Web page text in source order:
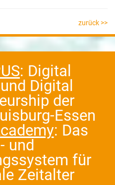
zurück >>
: Digital
Digital
der
Essen
: Das
und
für
Zeitalter